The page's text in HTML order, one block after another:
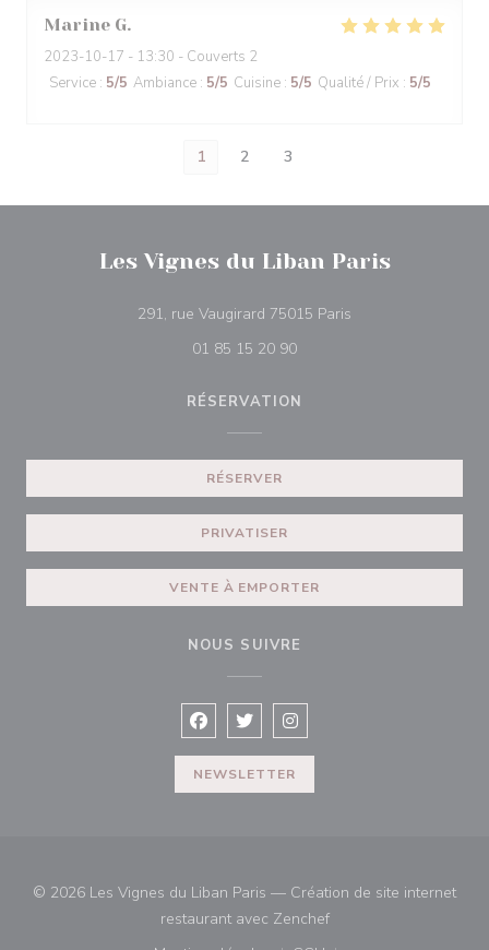
Marine G
2023-10-17 - 13:30 - Couverts 2
Service : 5/5 Ambiance : 5/5 Cuisine : 5/5 Qualité / Prix : 5/5
1 2 3
Les Vignes du Liban Paris
291, rue Vaugirard 75015 Paris
01 85 15 20 90
RÉSERVATION
RÉSERVER
PRIVATISER
VENTE À EMPORTER
NOUS SUIVRE
Facebook ((ouvre une nouvelle
Twitter ((ouvre une nouvelle
Instagram ((ouvre une
NEWSLETTER
© 2026 Les Vignes du Liban Paris — Création de site internet
restaurant avec Zenchef((ouvre une nouvelle